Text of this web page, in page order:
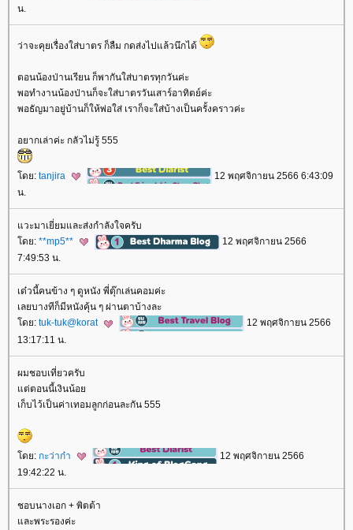
น.
ว่าจะคุยเรื่องใส่บาตร ก็ลืม กดส่งไปแล้วนึกได้
ตอนน้องป่านเรียน ก็พากันใส่บาตรทุกวันค่ะ
พอทำงานน้องป่านก็จะใส่บาตรวันเสาร์อาทิตย์ค่ะ
พอธัญมาอยู่บ้านก็ให้พ่อใส่ เราก็จะใส่บ้างเป็นครั้งคราวค่ะ
อยากเล่าค่ะ กลัวไม่รู้ 555
ดย: tanjira
12 พฤศจิกายน 2566 6:43:09
น.
วะมาเยี่ยมและส่งกำลังใจครับ
ดย: **mp5**
12 พฤศจิกายน 2566
7:49:53 น.
เด๋วนี้คนข้าง ๆ ดูหนัง พี่ตุ๊กเล่นคอมค่ะ
เลยบางทีก็มีหนังคุ้น ๆ ผ่านตาบ้างละ
ดย: tuk-tuk@korat
12 พฤศจิกายน 2566
13:17:11 น.
ผมชอบเที่ยวครับ
ต่ตอนนี้เงินน้อ
เก็บไว้เป็นค่าเทอมลูกก่อนละกัน 555
ดย: กะว่าก๋า
12 พฤศจิกายน 2566
19:42:22 น.
ชอบนางเอก + พิตต้า
ละพระรองค่ะ